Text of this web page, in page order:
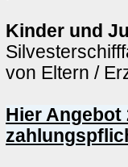
Kinder und
von Eltern /
Hier